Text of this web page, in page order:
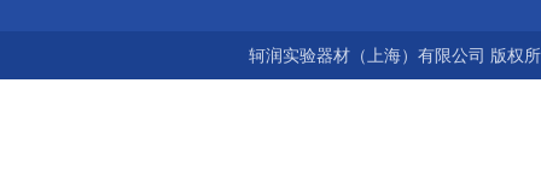
轲润实验器材（上海）有限公司 版权